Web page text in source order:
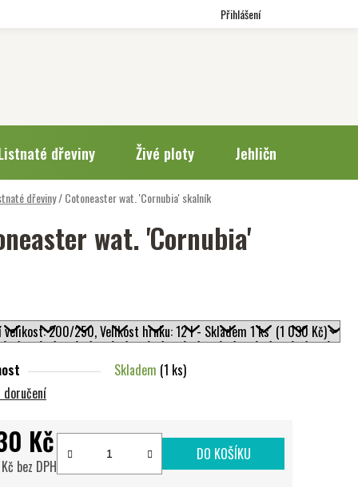
Přihlášení
dřeviny Živé ploty Jehličnany
dřeviny/Cotoneaster wat. 'Cornubia'skalník
wat. 'Cornubia'
Skladem (1 ks)
Kč
bez DPH
DO KOŠÍKU